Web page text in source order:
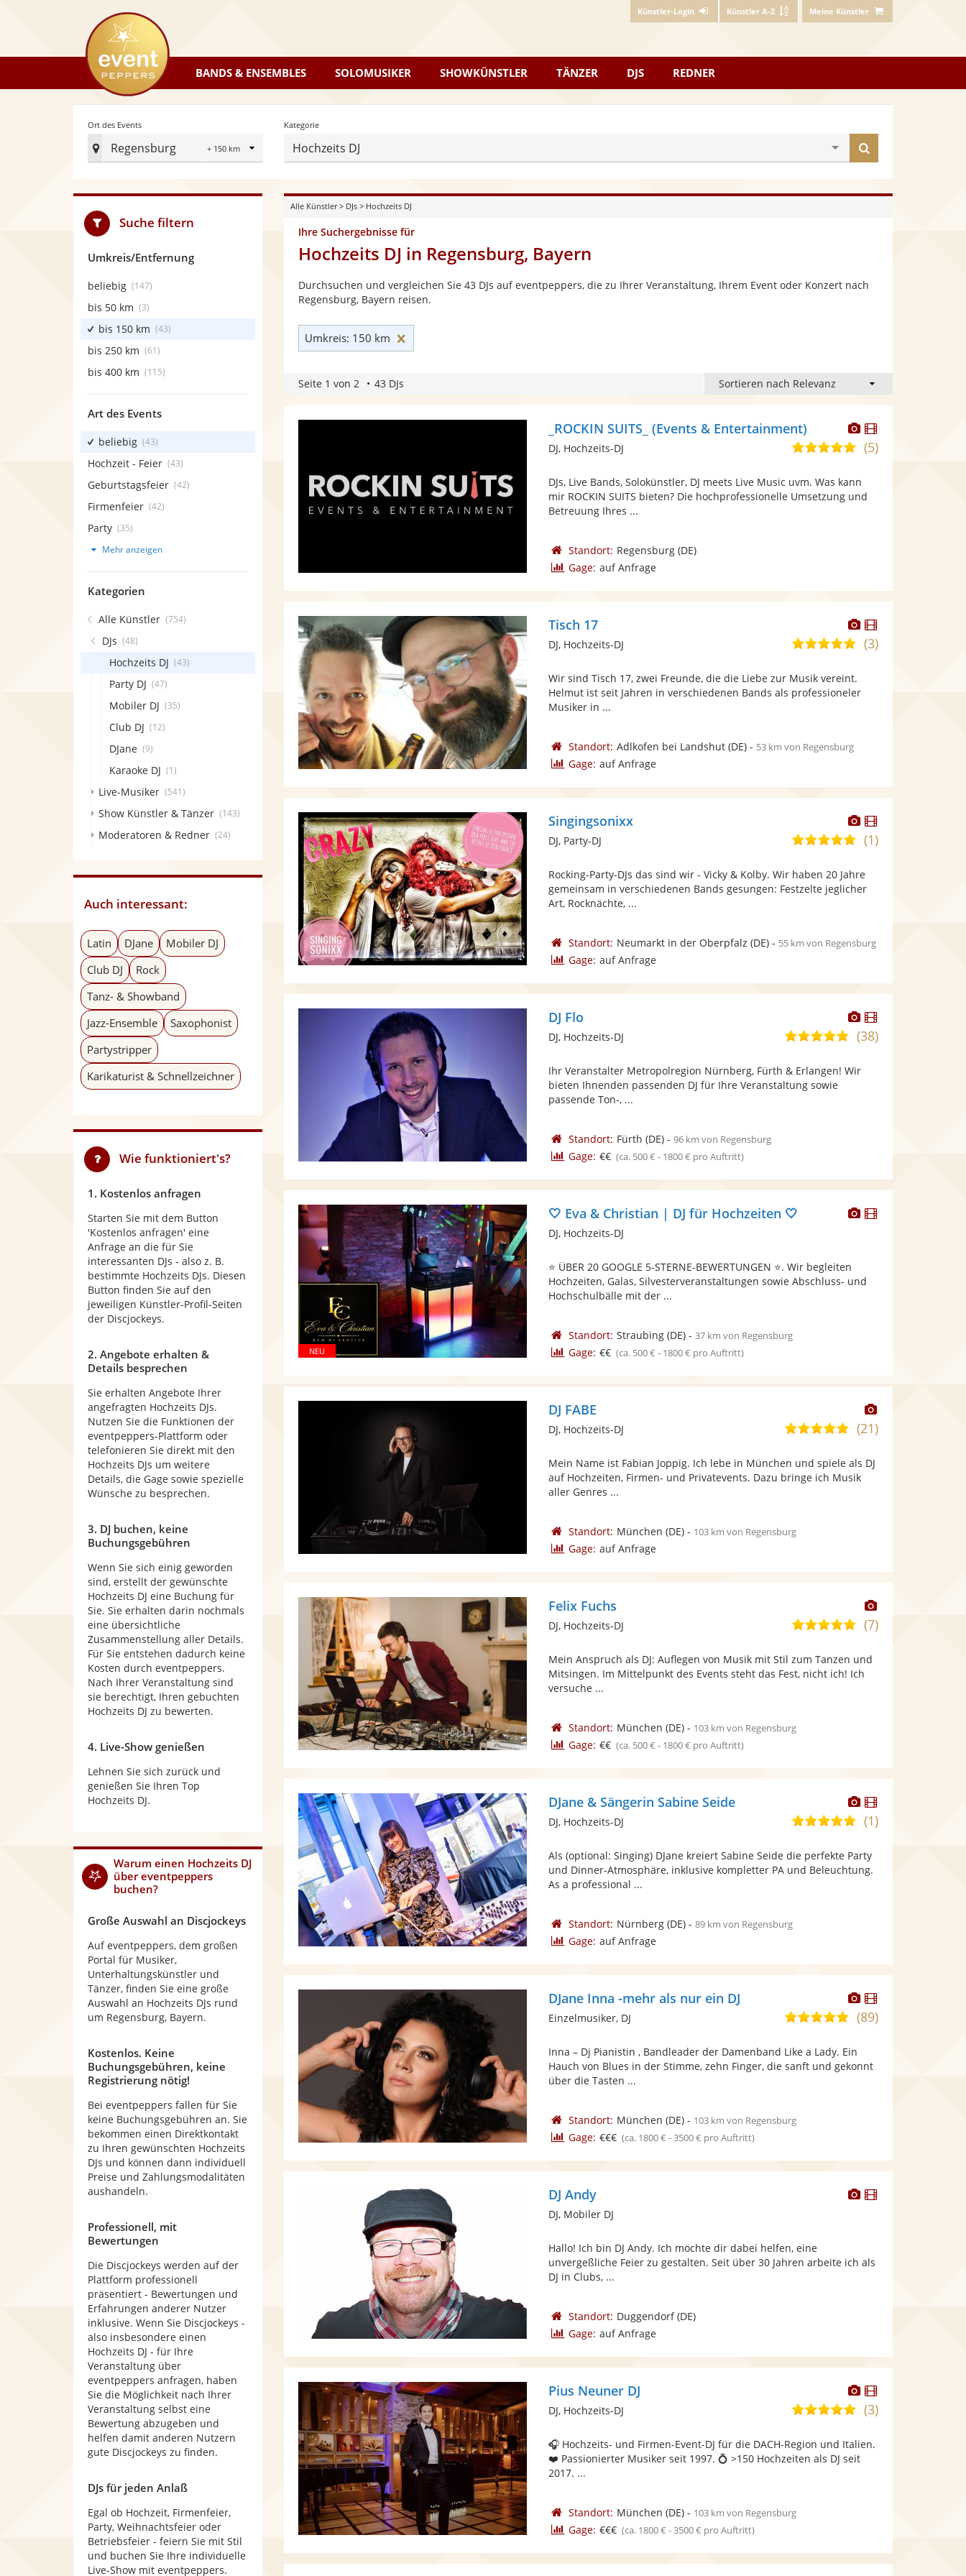
Künstler-Login Künstler A-Z Meine Künstler
eventpeppers
BANDS & ENSEMBLES SOLOMUSIKER SHOWKÜNSTLER TÄNZER DJS REDNER
Ort des Events
Regensburg
Radius
Ort
Events
festlegen
Kategorie
Hochzeits DJ
finden
Alle Künstler> DJs> Hochzeits DJ
Ihre Suchergebnisse für
Hochzeits DJ in Regensburg, Bayern
Durchsuchen und vergleichen Sie 43 DJs auf eventpeppers, die zu Ihrer Veranstaltung, Ihrem Event oder Konzert nach
Regensburg, Bayern reisen.
Umkreis: 150 km
Seite 1 von 2 43 DJs
Dieser
Künstler
stellt
bereit.
Dieser
Künstler
_ROCKIN SUITS_ (Events & Entertainment)
5,0
5
Sternen
(5)
DJ, Hochzeits-DJ
DJs, Live Bands, Solokünstler, DJ meets Live Music uvm. Was kann
mir ROCKIN SUITS bieten? Die hochprofessionelle Umsetzung und
Betreuung Ihres ...
Standort: Regensburg(DE)
Gage: auf Anfrage
Dieser
Künstler
stellt
Dieser
Künstler
Tisch 17
5,0
5
Sternen
(3)
DJ, Hochzeits-DJ
Wir sind Tisch 17, zwei Freunde, die die Liebe zur Musik vereint.
Helmut ist seit Jahren in verschiedenen Bands als professioneler
Musiker in ...
Standort: Adlkofen bei Landshut(DE)- 53 km von Regensburg
Gage: auf Anfrage
Dieser
Künstler
stellt
bereit.
Dieser
Künstler
Singingsonixx
5,0
5
Sternen
(1)
DJ, Party-DJ
Rocking-Party-DJs das sind wir - Vicky & Kolby. Wir haben 20 Jahre
gemeinsam in verschiedenen Bands gesungen: Festzelte jeglicher
Art, Rocknächte, ...
Standort: Neumarkt in der Oberpfalz (DE)- 55 km von Regensburg
Gage: auf Anfrage
Dieser
Künstler
stellt
Dieser
Künstler
DJ Flo
4,9
5
(38)
DJ, Hochzeits-DJ
Ihr Veranstalter Metropolregion Nürnberg, Fürth & Erlangen! Wir
bieten Ihnenden passenden DJ für Ihre Veranstaltung sowie
passende Ton-, ...
Standort: Fürth (DE)- 96 km von Regensburg
Gage: €€ (ca. 500 € - 1800 € pro Auftritt)
Dieser
bereit.
Dieser
🤍 Eva & Christian | DJ für Hochzeiten 🤍
DJ, Hochzeits-DJ
⭐ ÜBER 20 GOOGLE 5-STERNE-BEWERTUNGEN ⭐. Wir begleiten
Hochzeiten, Galas, Silvesterveranstaltungen sowie Abschluss- und
Hochschulbälle mit der ...
Standort: Straubing(DE)- 37 km von Regensburg
Gage: €€ (ca. 500 € - 1800 € pro Auftritt)
Dieser
Künstler
DJ FABE
5,0
5
Sternen
(21)
DJ, Hochzeits-DJ
Mein Name ist Fabian Joppig. Ich lebe in München und spiele als DJ
auf Hochzeiten, Firmen- und Privatevents. Dazu bringe ich Musik
aller Genres ...
Standort: München (DE)- 103 km von Regensburg
Gage: auf Anfrage
Dieser
Künstler
Felix Fuchs
5,0
5
Sternen
(7)
DJ, Hochzeits-DJ
Mein Anspruch als DJ: Auflegen von Musik mit Stil zum Tanzen und
Mitsingen. Im Mittelpunkt des Events steht das Fest, nicht ich! Ich
versuche ...
Standort: München (DE)- 103 km von Regensburg
Gage: €€ (ca. 500 € - 1800 € pro Auftritt)
Dieser
Künstler
stellt
bereit.
Dieser
Künstler
DJane & Sängerin Sabine Seide
5,0
5
Sternen
(1)
DJ, Hochzeits-DJ
Als (optional: Singing) DJane kreiert Sabine Seide die perfekte Party
und Dinner-Atmosphäre, inklusive kompletter PA und Beleuchtung.
As a professional ...
Standort: Nürnberg(DE)- 89 km von Regensburg
Gage: auf Anfrage
Dieser
Künstler
stellt
bereit.
Dieser
Künstler
DJane Inna -mehr als nur ein DJ
5,0
5
Sternen
(89)
Einzelmusiker, DJ
Inna – Dj Pianistin , Bandleader der Damenband Like a Lady. Ein
Hauch von Blues in der Stimme, zehn Finger, die sanft und gekonnt
über die Tasten ...
Standort: München (DE)- 103 km von Regensburg
Gage: €€€ (ca. 1800 € - 3500 € pro Auftritt)
Dieser
bereit.
Dieser
DJ Andy
DJ, Mobiler DJ
Hallo! Ich bin DJ Andy. Ich möchte dir dabei helfen, eine
unvergeßliche Feier zu gestalten. Seit über 30 Jahren arbeite ich als
DJ in Clubs, ...
Standort: Duggendorf(DE)
Gage: auf Anfrage
Dieser
Künstler
stellt
bereit.
Dieser
Künstler
Pius Neuner DJ
5,0
5
Sternen
(3)
DJ, Hochzeits-DJ
🎧 Hochzeits- und Firmen-Event-DJ für die DACH-Region und Italien.
❤️ Passionierter Musiker seit 1997. 💍 >150 Hochzeiten als DJ seit
2017. ...
Standort: München (DE)- 103 km von Regensburg
Gage: €€€ (ca. 1800 € - 3500 € pro Auftritt)
Suche filtern
Umkreis/Entfernung
beliebig (147)
bis 50 km (3)
bis 150 km (43)
bis 250 km (61)
bis 400 km (115)
Art des Events
beliebig (43)
Hochzeit - Feier (43)
Geburtstagsfeier (42)
Firmenfeier (42)
Party (35)
Mehr anzeigen
Kategorien
Alle Künstler (754)
DJs (48)
Hochzeits DJ (43)
Party DJ (47)
Mobiler DJ (35)
Club DJ (12)
DJane (9)
Karaoke DJ (1)
Live-Musiker (541)
Show Künstler & Tänzer (143)
Moderatoren & Redner (24)
Auch interessant:
Latin DJane
Mobiler DJ
Club DJ
Rock
Tanz- & Showband
Jazz-Ensemble
Saxophonist
Partystripper
Karikaturist & Schnellzeichner
Wie funktioniert's?
1. Kostenlos anfragen
Starten Sie mit dem Button
'Kostenlos anfragen' eine
Anfrage an die für Sie
interessanten DJs - also z. B.
bestimmte Hochzeits DJs. Diesen
Button finden Sie auf den
jeweiligen Künstler-Profil-Seiten
der Discjockeys.
2. Angebote erhalten &
Details besprechen
Sie erhalten Angebote Ihrer
angefragten Hochzeits DJs.
Nutzen Sie die Funktionen der
eventpeppers-Plattform oder
telefonieren Sie direkt mit den
Hochzeits DJs um weitere
Details, die Gage sowie spezielle
Wünsche zu besprechen.
3. DJ buchen, keine
Buchungsgebühren
Wenn Sie sich einig geworden
sind, erstellt der gewünschte
Hochzeits DJ eine Buchung für
Sie. Sie erhalten darin nochmals
eine übersichtliche
Zusammenstellung aller Details.
Für Sie entstehen dadurch keine
Kosten durch eventpeppers.
Nach Ihrer Veranstaltung sind
sie berechtigt, Ihren gebuchten
Hochzeits DJ zu bewerten.
4. Live-Show genießen
Lehnen Sie sich zurück und
genießen Sie Ihren Top
Hochzeits DJ.
Warum einen Hochzeits DJ
über eventpeppers
buchen?
Große Auswahl an Discjockeys
Auf eventpeppers, dem großen
Portal für Musiker,
Unterhaltungskünstler und
Tänzer, finden Sie eine große
Auswahl an Hochzeits DJs rund
um Regensburg, Bayern.
Kostenlos. Keine
Buchungsgebühren, keine
Registrierung nötig!
Bei eventpeppers fallen für Sie
keine Buchungsgebühren an. Sie
bekommen einen Direktkontakt
zu Ihren gewünschten Hochzeits
DJs und können dann individuell
Preise und Zahlungsmodalitäten
aushandeln.
Professionell, mit
Bewertungen
Die Discjockeys werden auf der
Plattform professionell
präsentiert - Bewertungen und
Erfahrungen anderer Nutzer
inklusive. Wenn Sie Discjockeys -
also insbesondere einen
Hochzeits DJ - für Ihre
Veranstaltung über
eventpeppers anfragen, haben
Sie die Möglichkeit nach Ihrer
Veranstaltung selbst eine
Bewertung abzugeben und
helfen damit anderen Nutzern
gute Discjockeys zu finden.
DJs für jeden Anlaß
Egal ob Hochzeit, Firmenfeier,
Party, Weihnachtsfeier oder
Betriebsfeier - feiern Sie mit Stil
und buchen Sie Ihre individuelle
Live-Show mit eventpeppers.